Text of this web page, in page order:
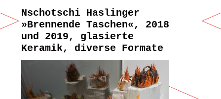
Nschotschi Haslinger
»Brennende Taschen«, 2018
und 2019, glasierte
Keramik, diverse Formate